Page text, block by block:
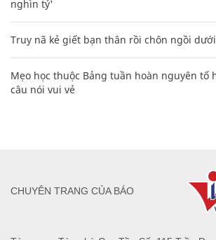
nghìn tỷ'
Truy nã kẻ giết bạn thân rồi chôn ngồi
Mẹo học thuộc Bảng tuần hoàn nguyên tố
câu nói vui vẻ
CHUYÊN TRANG CỦA BÁO